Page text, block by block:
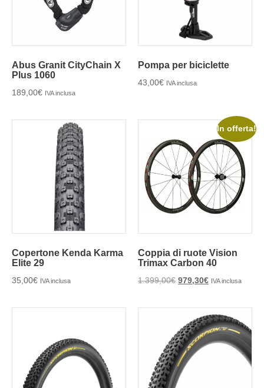
Abus Granit CityChain X
Plus 1060
189,00€ IVA inclusa
Pompa per biciclette
43,00€ IVA inclusa
Copertone Kenda Karma
Elite 29
35,00€ IVA inclusa
In offerta!
Coppia di ruote Vision
Trimax Carbon 40
1.399,00€ 979,30€ IVA inclusa